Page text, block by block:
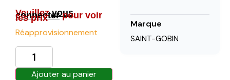
Veuillezvous
connecterpour voir
les prix
Réapprovisionnement
Ajouter au panier
Marque
SAINT-GOBIN